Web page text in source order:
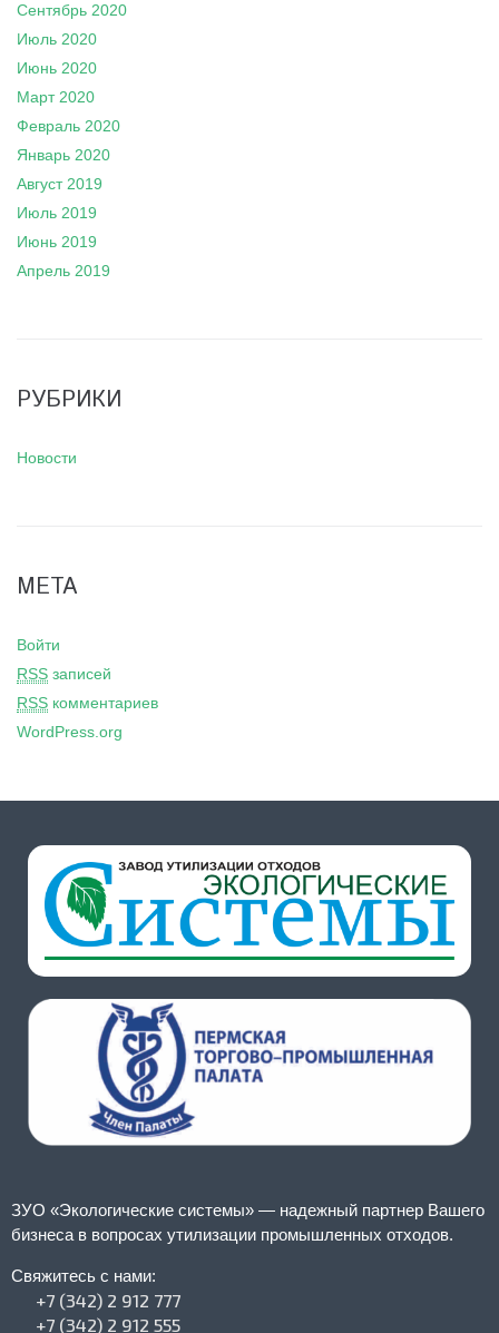
Сентябрь 2020
Июль 2020
Июнь 2020
Март 2020
Февраль 2020
Январь 2020
Август 2019
Июль 2019
Июнь 2019
Апрель 2019
РУБРИКИ
Новости
МЕТА
Войти
RSS записей
RSS комментариев
WordPress.org
ЗУО «Экологические системы» — надежный партнер Вашего
бизнеса в вопросах утилизации промышленных отходов.
Свяжитесь с нами:
+7 (342) 2 912 777
+7 (342) 2 912 555​